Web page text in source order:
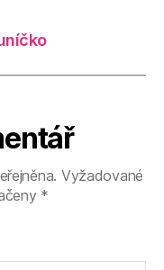
Vyžadované
*